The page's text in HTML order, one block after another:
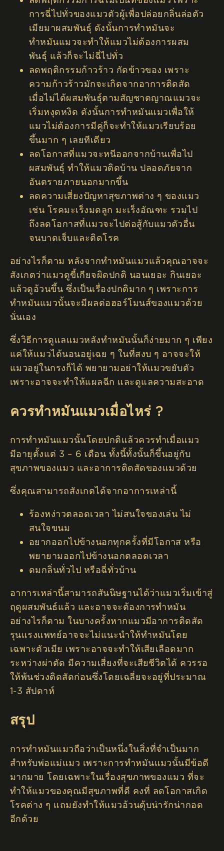
การฉี่ไปทั่วของแมวตัวผู้เพื่อปล่อยกลิ่นล่อตัว
เมียมาผสมพันธุ์ ดังนั้นการทำหมันจะ
ทำหมันแมวจะทำให้แมวไม่ต้องการผสม
พันธุ์ แล้วก็จะไม่ฉี่ไปทั่ว
ลดพฤติกรรมก้าวร้าว กัดข้าวของ เพราะ
ความก้าวร้าวมักจะเกิดจากอาการติดสัด
เมื่อไม่ได้ผสมพันธุ์ตามสัญชาตญาณแมวจะ
เริ่มหงุดหงิด ดังนั้นการทำหมันแมวเพื่อให้
แมวไม่ต้องการมีคู่ก็จะทำให้แมวเรียบร้อย
ขึ้นมาก ๆ เลยทีเดียว
ลดโอกาสที่แมวจะหนีออกจากบ้านเพื่อไป
ผสมพันธุ์ ทำให้แมวติดบ้าน ปลอดภัยจาก
อันตรายภายนอกมากขึ้น
ลดความเสี่ยงปัญหาสุขภาพต่าง ๆ ของแมว
เช่น โรคมะเร็งมดลูก มะเร็งอัณฑะ รวมไป
ถึงลดโอกาสที่แมวจะไปต่อสู้กับแมวตัวอื่น
จนบาดเจ็บและติดโรค
อย่างไรก็ตาม หลังจากทำหมันแมวแล้วคุณอาจจะ
สังเกตว่าแมวดูขี้เกียจผิดปกติ นอนเยอะ กินเยอะ
แล้วดูอ้วนขึ้น ซึ่งเป็นเรื่องปกติมาก ๆ เพราะการ
ทำหมันแมวนั้นจะมีผลต่อฮอร์โมนส์ของแมวด้วย
นั่นเอง
ซึ่งวิธีการดูแลแมวหลังทำหมันนั้นก็ง่ายมาก ๆ เพียง
แค่ให้แมวได้นอนอยู่เฉย ๆ ในที่สงบ ๆ อาจจะให้
แมวอยู่ในกรงก็ได้ พยายามอย่าให้แมวขยับตัว
เพราะอาจจะทำให้แผลฉีก และดูแลความสะอาด
ควรทำหมันแมวเมื่อไหร่ ?
การทำหมันแมวนั้นโดยปกติแล้วควรทำเมื่อแมว
มีอายุตั้งแต่ 3 – 6 เดือน ทั้งนี้ทั้งนั้นก็ขึ้นอยู่กับ
สุขภาพของแมว และอาการติดสัดของแมวด้วย
ซึ่งคุณสามารถสังเกตได้จากอาการเหล่านี้
ร้องหง่าวตลอดเวลา ไม่สนใจของเล่น ไม่
สนใจขนม
อยากออกไปข้างนอกทุกครั้งที่มีโอกาส หรือ
พยายามออกไปข้างนอกตลอดเวลา
ดมกลิ่นทั่วไป หรือฉี่ทั่วบ้าน
อาการเหล่านี้สามารถสันนิษฐานได้ว่าแมวเริ่มเข้าสู่
ฤดูผสมพันธ์แล้ว และอาจจะต้องการทำหมัน
อย่างไรก็ตาม ในบางครั้งหากแมวมีอาการติดสัด
รุนแรงแพทย์อาจจะไม่แนะนำให้ทำหมันโดย
เฉพาะตัวเมีย เพราะอาจจะทำให้เสียเลือดมาก
ระหว่างผ่าตัด มีความเสี่ยงที่จะเสียชีวิตได้ ควรรอ
ให้พ้นช่วงติดสัดก่อนซึ่งโดยเฉลี่ยจะอยู่ที่ประมาณ
1-3 สัปดาห์
สรุป
การทำหมันแมวถือว่าเป็นหนึ่งในสิ่งที่จำเป็นมาก
สำหรับพ่อแม่แมว เพราะการทำหมันแมวนั้นมีข้อดี
มากมาย โดยเฉพาะในเรื่องสุขภาพของแมว ที่จะ
ทำให้แมวของคุณมีสุขภาพที่ดี คงที่ ลดโอกาสเกิด
โรคต่าง ๆ แถมยังทำให้แมวอ้วนตุ้บน่ารักน่ากอด
อีกด้วย